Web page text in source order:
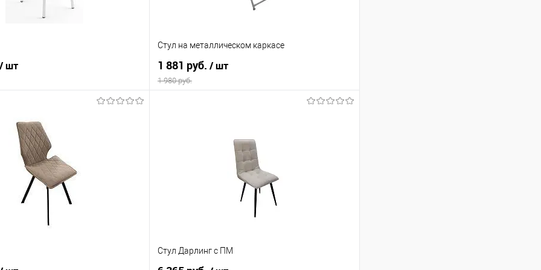
/ шт
В наличии
Стул на металлическом каркасе
1 881 руб. / шт
1 980 руб.
Стул Дарлинг с ПМ